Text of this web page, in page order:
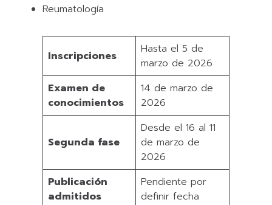
Reumatología
Inscripciones
Hasta el 5 de
marzo de 2026
Examen de
conocimientos
14 de marzo de
2026
Segunda fase
Desde el 16 al 11
de marzo de
2026
Publicación
admitidos
Pendiente por
definir fecha